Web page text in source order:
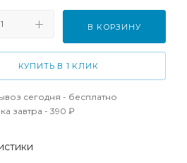
В КОРЗИНУ
КУПИТЬ В 1 КЛИК
сегодня - бесплатно
завтра - 390 ₽